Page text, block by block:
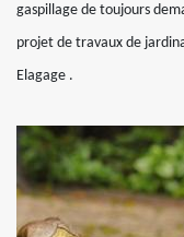
gaspillage de toujours
projet de travaux de
Elagage .